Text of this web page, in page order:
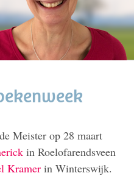
Meister op 28 maart
in Roelofarendsveen
Kramer in Winterswijk.